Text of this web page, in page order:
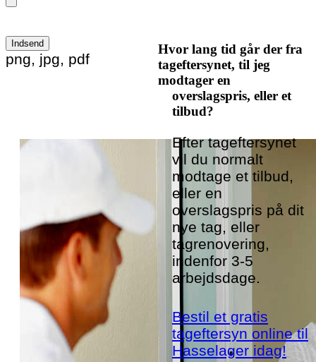
Please leave this field empty.
png, jpg, pdf
Hvor lang tid går der fra
tageftersynet, til jeg
modtager en
overslagspris, eller et
tilbud?
Efter tageftersynet
vil du normalt
modtage et tilbud,
eller en
overslagspris på dit
nye tag, eller
tagrenovering,
indenfor 3-5
arbejdsdage.
Bestil et gratis
tageftersyn online til
Hasselager idag!